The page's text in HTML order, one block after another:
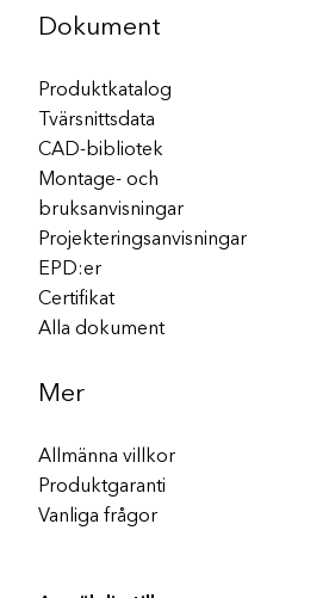
Dokument
Produktkatalog
Tvärsnittsdata
CAD-bibliotek
Montage- och
bruksanvisningar
Projekteringsanvisningar
EPD:er
Certifikat
Alla dokument
Mer
Allmänna villkor
Produktgaranti
Vanliga frågor